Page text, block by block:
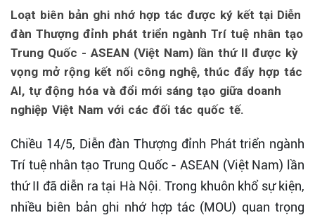
Loạt biên bản ghi nhớ hợp tác được ký kết tại Diễn
đàn Thượng đỉnh phát triển ngành Trí tuệ nhân tạo
Trung Quốc - ASEAN (Việt Nam) lần thứ II được kỳ
vọng mở rộng kết nối công nghệ, thúc đẩy hợp tác
AI, tự động hóa và đổi mới sáng tạo giữa doanh
nghiệp Việt Nam với các đối tác quốc tế.
Chiều 14/5, Diễn đàn Thượng đỉnh Phát triển ngành
Trí tuệ nhân tạo Trung Quốc - ASEAN (Việt Nam) lần
thứ II đã diễn ra tại Hà Nội. Trong khuôn khổ sự kiện,
nhiều biên bản ghi nhớ hợp tác (MOU) quan trọng